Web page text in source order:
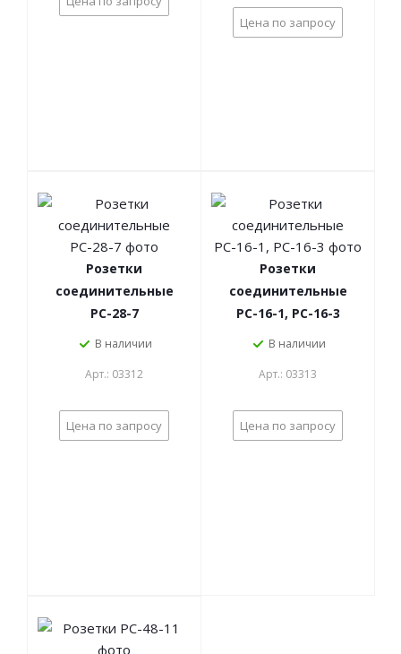
Цена по запросу
Розетки
соединительные
РС-28-7
В наличии
Арт.: 03312
Цена по запросу
Розетки
соединительные
РС-16-1, РС-16-3
В наличии
Арт.: 03313
Цена по запросу